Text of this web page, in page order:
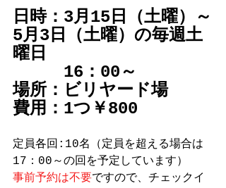
日時：3月15日（土曜）～
5月3日（土曜）の毎週土
曜日
16：00～
場所：ビリヤード場
費用：1つ￥800
定員各回:10名（定員を超える場合は
17：00～の回を予定しています）
事前予約は不要ですので、チェックイ